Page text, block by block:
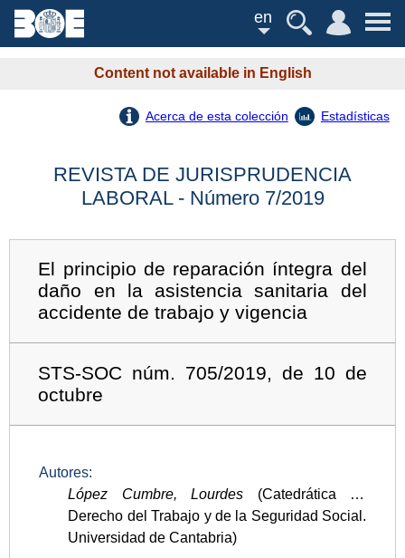
en
Content not available in English
Acerca de esta colección Estadísticas
REVISTA DE JURISPRUDENCIA
LABORAL - Número 7/2019
El principio de reparación íntegra del
daño en la asistencia sanitaria del
accidente de trabajo y vigencia
STS-SOC núm. 705/2019, de 10 de
octubre
Autores:
López Cumbre, Lourdes (Catedrática de
Derecho del Trabajo y de la Seguridad Social.
Universidad de Cantabria)